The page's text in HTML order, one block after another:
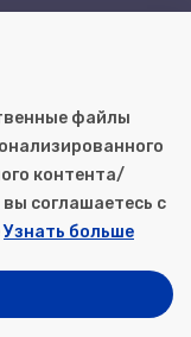
файлы
контента/
соглашаетесь с
Узнать больше